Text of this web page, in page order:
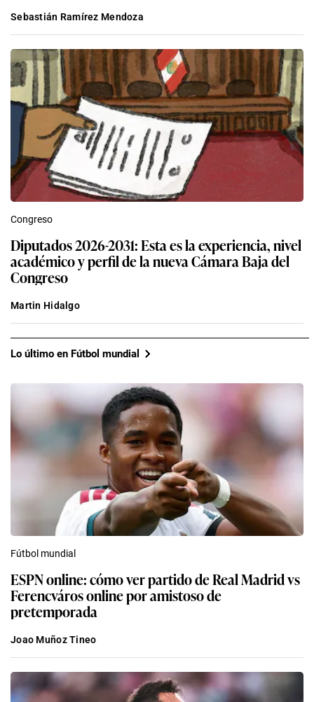
Sebastián Ramírez Mendoza
Congreso
Diputados 2026-2031: Esta es la experiencia, nivel
académico y perfil de la nueva Cámara Baja del
Congreso
Martin Hidalgo
Lo último en Fútbol mundial
Fútbol mundial
ESPN online: cómo ver partido de Real Madrid vs
Ferencváros online por amistoso de
pretemporada
Joao Muñoz Tineo